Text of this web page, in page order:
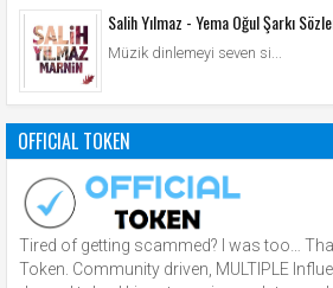
Salih Yılmaz - Yema Oğul Şarkı
Müzik dinlemeyi seven si...
OFFICIAL TOKEN
Tired of getting scammed? I was too…
Token. Community driven, MULTIPLE